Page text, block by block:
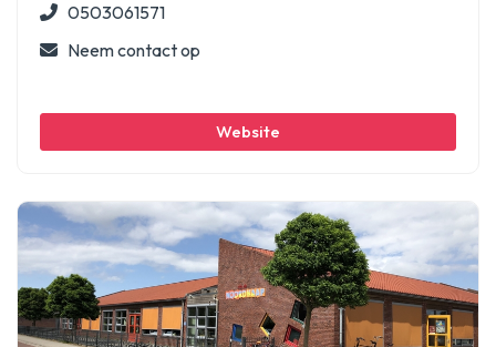
0503061571
Neem contact op
Website